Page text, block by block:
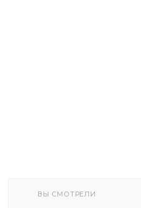
ВЫ СМОТРЕЛИ